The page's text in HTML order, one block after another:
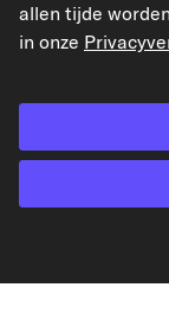
De hier gepresenteerde
worden
ongeoorloofd gebruik
kan leiden tot juridische
Contract
allen tijde
in onze